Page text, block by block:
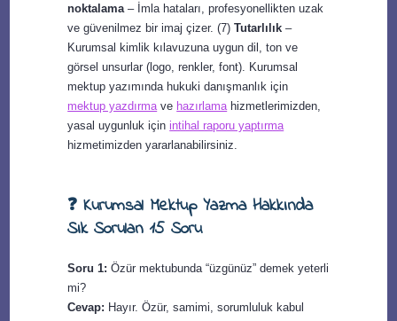
noktalama – İmla hataları, profesyonellikten uzak
ve güvenilmez bir imaj çizer. (7)Tutarlılık –
Kurumsal kimlik kılavuzuna uygun dil, ton ve
görsel unsurlar (logo, renkler, font). Kurumsal
mektup yazımında hukuki danışmanlık için
mektup yazdırma ve hazırlama hizmetlerimizden,
yasal uygunluk içinintihal raporu yaptırma
hizmetimizden yararlanabilirsiniz.
❓ Kurumsal Mektup Yazma Hakkında
Sık Sorulan 15 Soru
Soru 1: Özür mektubunda “üzgünüz” demek yeterli
mi?
Cevap: Hayır. Özür, samimi, sorumluluk kabul